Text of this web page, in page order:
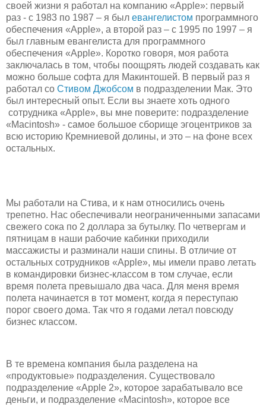
своей жизни я работал на компанию «Apple»: первый
раз - с 1983 по 1987 – я был евангелистом программного
обеспечения «Apple», а второй раз – с 1995 по 1997 – я
был главным евангелиста для программного
обеспечения «Apple». Коротко говоря, моя работа
заключалась в том, чтобы поощрять людей создавать как
можно больше софта для Макинтошей. В первый раз я
работал со Стивом Джобсом в подразделении Мак. Это
был интересный опыт. Если вы знаете хоть одного
сотрудника «Apple», вы мне поверите: подразделение
«Macintosh» - самое большое сборище эгоцентриков за
всю историю Кремниевой долины, и это – на фоне всех
остальных.
Мы работали на Стива, и к нам относились очень
трепетно. Нас обеспечивали неограниченными запасами
свежего сока по 2 доллара за бутылку. По четвергам и
пятницам в наши рабочие кабинки приходили
массажисты и разминали наши спины. В отличие от
остальных сотрудников «Apple», мы имели право летать
в командировки бизнес-классом в том случае, если
время полета превышало два часа. Для меня время
полета начинается в тот момент, когда я переступаю
порог своего дома. Так что я годами летал повсюду
бизнес классом.
В те времена компания была разделена на
«продуктовые» подразделения. Существовало
подразделение «Apple 2», которое зарабатывало все
деньги, и подразделение «Macintosh», которое все